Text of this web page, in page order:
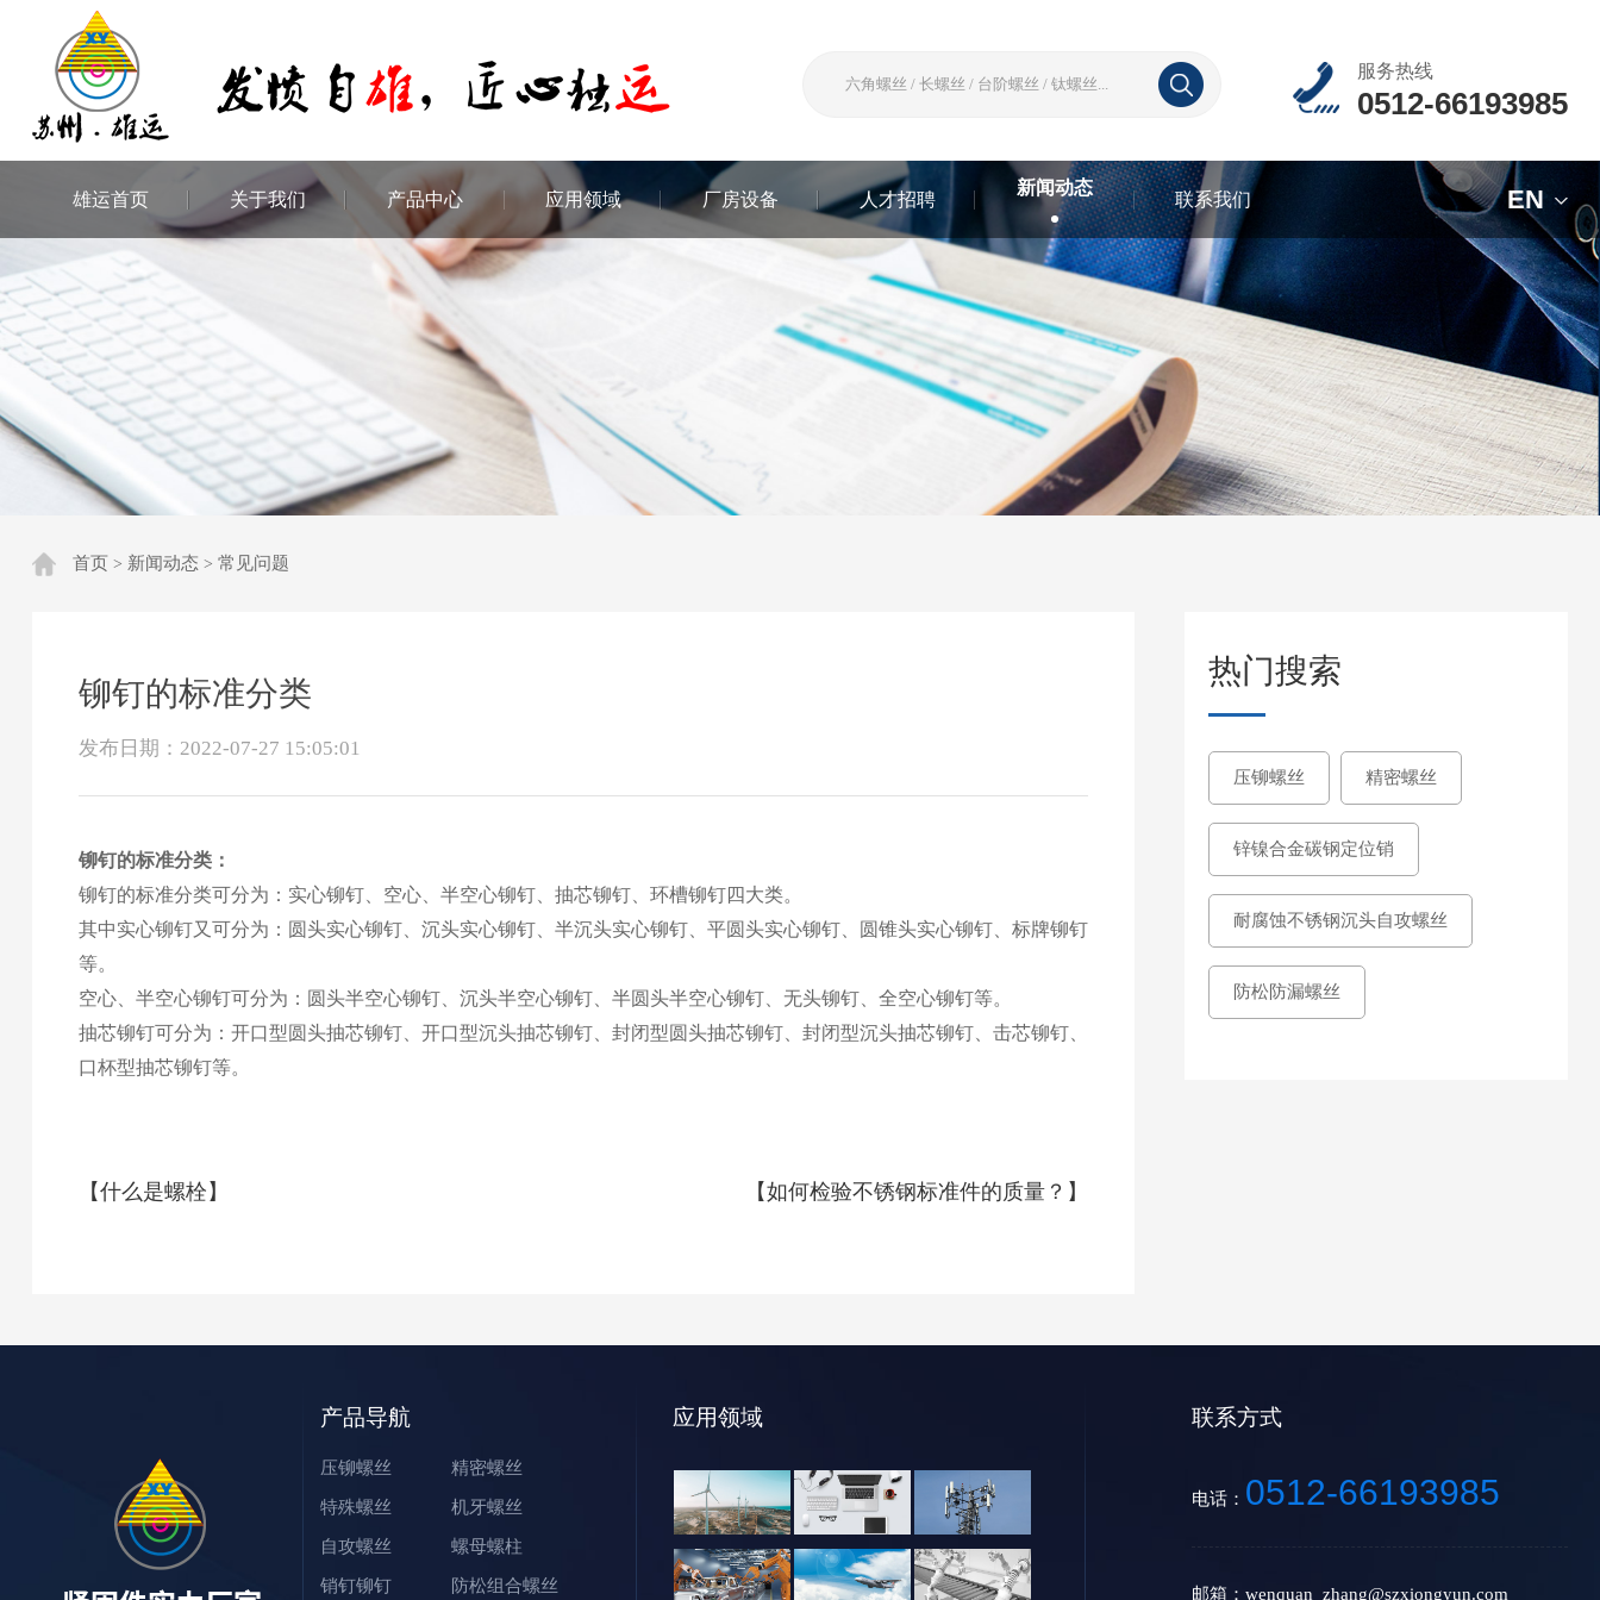
服务热线
0512-66193985
雄运首页 关于我们 产品中心 应用领域 厂房设备 人才招聘
新闻动态
联系我们 EN
首页> 新闻动态 > 常见问题
铆钉的标准分类
发布日期：2022-07-27 15:05:01
铆钉的标准分类：
铆钉的标准分类可分为：实心铆钉、空心、 半空心铆钉、抽芯铆钉、环槽铆钉四大类。
其中实心铆钉又可分为：圆头实心铆钉、沉头实心铆钉、半沉头实心铆钉、平圆头实心铆钉、圆锥头实心铆钉、标牌铆钉
等。
空心、半空心铆钉可分为：圆头半空心铆钉、沉头半空心铆钉、半圆头半空心铆钉、无头铆钉、全空心铆钉等。
抽芯铆钉可分为：开口型圆头抽芯铆钉、开口型沉头抽芯铆钉、封闭型圆头抽芯铆钉、封闭型沉头抽芯铆钉、击芯铆钉、
口杯型抽芯铆钉等。
【什么是螺栓】 【如何检验不锈钢标准件的质量？】
热门搜索
压铆螺丝 精密螺丝
锌镍合金碳钢定位销
耐腐蚀不锈钢沉头自攻螺丝
防松防漏螺丝
产品导航
压铆螺丝 精密螺丝
特殊螺丝 机牙螺丝
自攻螺丝 螺母螺柱
销钉铆钉 防松组合螺丝
应用领域
能源工业 3C电子 5G通讯
联系方式
电话： 0512-66193985
邮箱：wenquan_zhang@szxiongyun.com